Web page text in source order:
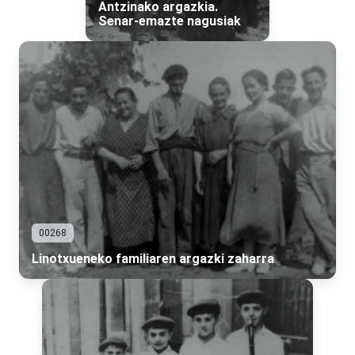
Antzinako argazkia.
Senar-emazte nagusiak
00268
Linotxueneko familiaren argazki zaharra